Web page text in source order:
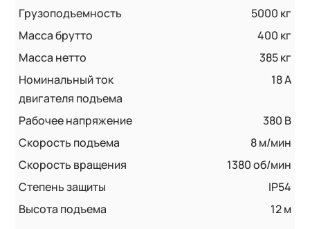
Грузоподъемность
5000 кг
Масса брутто
400 кг
Масса нетто
385 кг
Номинальный ток
двигателя подъема
18 А
Рабочее напряжение
380 В
Скорость подъема
8 м/мин
Скорость вращения
1380 об/мин
Степень защиты
IP54
Высота подъема
12 м